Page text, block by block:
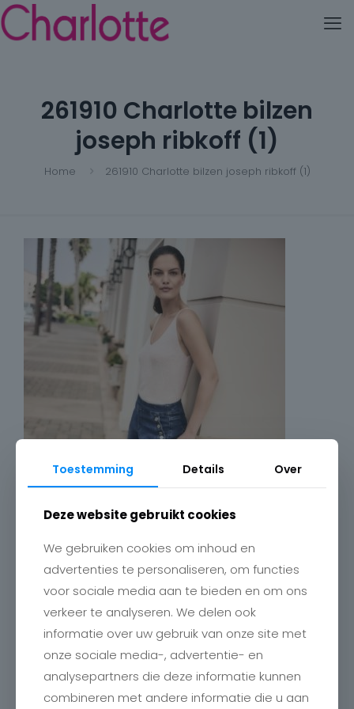
261910 Charlotte bilzen
joseph ribkoff (1)
Home 261910 Charlotte bilzen joseph ribkoff (1)
Toestemming Details Over
Deze website gebruikt cookies
We gebruiken cookies om inhoud en
advertenties te personaliseren, om functies
voor sociale media aan te bieden en om ons
verkeer te analyseren. We delen ook
informatie over uw gebruik van onze site met
onze sociale media-, advertentie- en
analysepartners die deze informatie kunnen
combineren met andere informatie die u aan